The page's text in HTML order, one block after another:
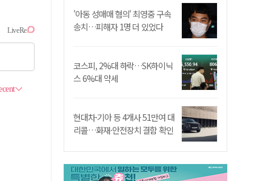
'아동 성매매 혐의' 최영중 구속
송치…피해자 1명 더 있었다
코스피, 2%대 하락…SK하이닉
스 6%대 약세
현대차·기아 등 4개사 51만여 대
리콜…화재·안전장치 결함 확인